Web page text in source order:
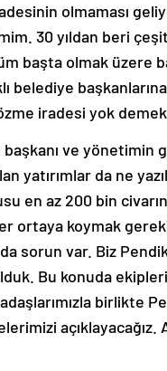
olmaması
30 yıldan beri
başta olmak üzere
belediye
iradesi yok
ve yönetimin
yatırımlar da ne
en az 200 bin
ortaya koymak
sorun var. Biz
Bu konuda
birlikte
açıklayacağız.